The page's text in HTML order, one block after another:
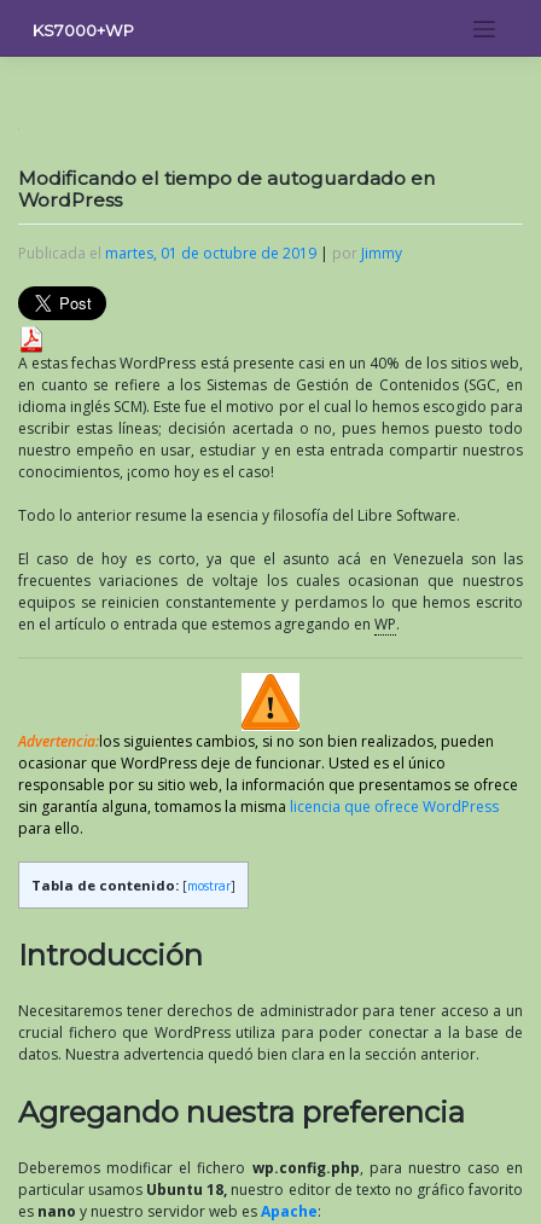
contenido
KS7000+WP
Modificando el tiempo de autoguardado en
WordPress
Publicada el martes, 01 de octubre de 2019 | por Jimmy
A estas fechas WordPress está presente casi en un 40% de los sitios web,
en cuanto se refiere a los Sistemas de Gestión de Contenidos (SGC, en
idioma inglés SCM). Este fue el motivo por el cual lo hemos escogido para
escribir estas líneas; decisión acertada o no, pues hemos puesto todo
nuestro empeño en usar, estudiar y en esta entrada compartir nuestros
conocimientos, ¡como hoy es el caso!
Todo lo anterior resume la esencia y filosofía del Libre Software.
El caso de hoy es corto, ya que el asunto acá en Venezuela son las
frecuentes variaciones de voltaje los cuales ocasionan que nuestros
equipos se reinicien constantemente y perdamos lo que hemos escrito
en el artículo o entrada que estemos agregando en WP.
Advertencia:los siguientes cambios, si no son bien realizados, pueden
ocasionar que WordPress deje de funcionar. Usted es el único
responsable por su sitio web, la información que presentamos se ofrece
sin garantía alguna, tomamos la misma licencia que ofrece WordPress
para ello.
Tabla de contenido: [mostrar]
Introducción
Necesitaremos tener derechos de administrador para tener acceso a un
crucial fichero que WordPress utiliza para poder conectar a la base de
datos. Nuestra advertencia quedó bien clara en la sección anterior.
Agregando nuestra preferencia
Deberemos modificar el fichero wp.config.php, para nuestro caso en
particular usamos Ubuntu 18, nuestro editor de texto no gráfico favorito
es nano y nuestro servidor web esApache: